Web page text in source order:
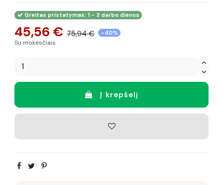
Greitas pristatymas: 1 - 3 darbo dienos
45,56 € 75,94 € -40%
Su mokesčiais
Į krepšelį